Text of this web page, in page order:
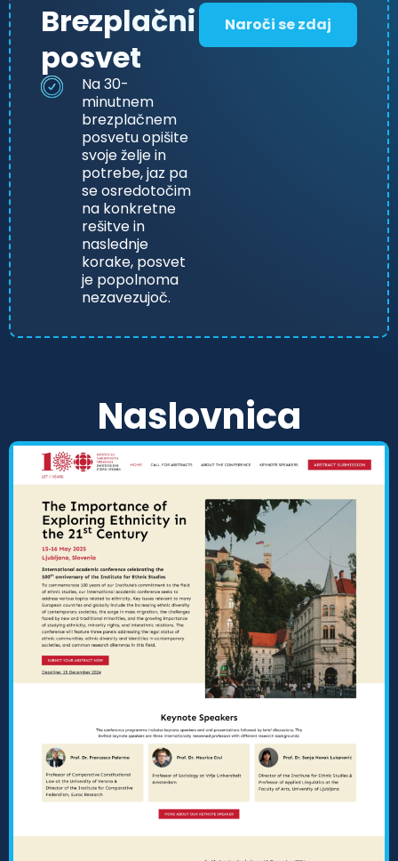
Brezplačni
posvet
Na 30-
minutnem
brezplačnem
posvetu opišite
svoje želje in
potrebe, jaz pa
se osredotočim
na konkretne
rešitve in
naslednje
korake, posvet
je popolnoma
nezavezujoč.
Naroči se zdaj
Naslovnica